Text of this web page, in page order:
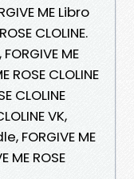
ME Libro
CLOLINE.
FORGIVE ME
ROSE CLOLINE
CLOLINE
VK,
FORGIVE ME
ME ROSE